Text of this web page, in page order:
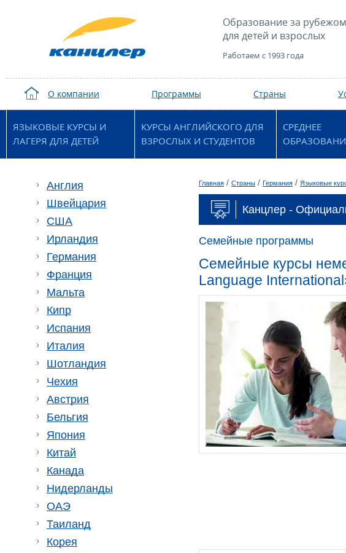
Образование за рубежом
для детей и взрослых
Работаем с 1993 года
О компании Программы Страны
ЯЗЫКОВЫЕ КУРСЫ И
ЛАГЕРЯ ДЛЯ ДЕТЕЙ
КУРСЫ АНГЛИЙСКОГО ДЛЯ
ВЗРОСЛЫХ И СТУДЕНТОВ
СРЕДНЕЕ
Англия
Швейцария
США
Ирландия
Германия
Франция
Мальта
Кипр
Испания
Италия
Шотландия
Чехия
Австрия
Бельгия
Япония
Китай
Канада
Нидерланды
ОАЭ
Таиланд
Корея
Главная / Страны / Германия / Языковые
Канцлер -
Семейные программы
Семейные курсы
Language